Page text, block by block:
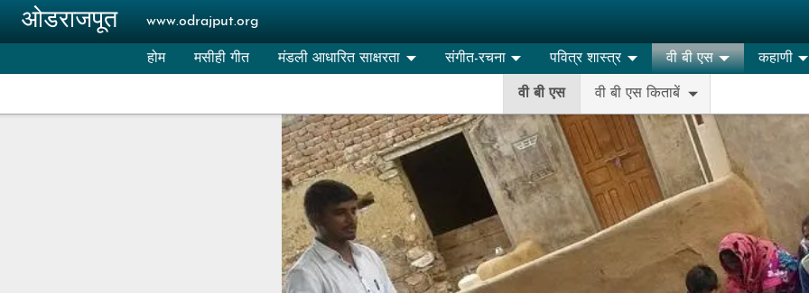
Skip to main content
ओडराजपूत www.odrajput.org
होम मसीही गीत मंडली आधारित साक्षरता संगीत-रचना पवित्र शास्त्र वी बी एस
वी बी एस वी बी एस किताबें
कहाणी